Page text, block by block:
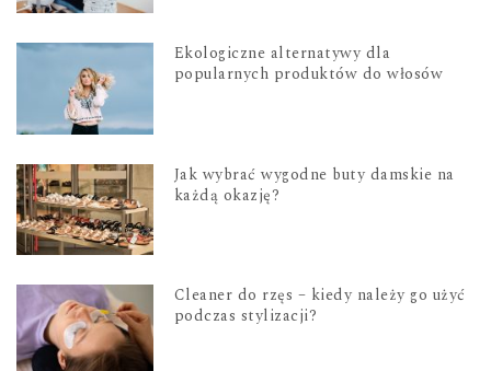
Ekologiczne alternatywy dla
popularnych produktów do włosów
Jak wybrać wygodne buty damskie na
każdą okazję?
Cleaner do rzęs – kiedy należy go użyć
podczas stylizacji?